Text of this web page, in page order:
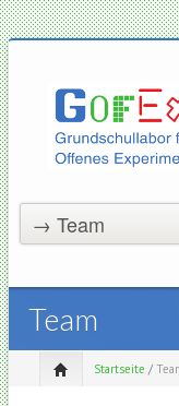
Team
Startseite /